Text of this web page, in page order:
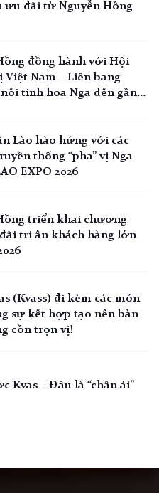
ưu đãi từ Nguyễn Hồng
đồng hành với Hội
Việt Nam – Liên bang
tinh hoa Nga đến gần
Lào hào hứng với các
thống “pha” vị Nga
EXPO 2026
triển khai chương
tri ân khách hàng lớn
(Kvass) đi kèm các món
sự kết hợp tạo nên bàn
cồn trọn vị!
Kvas – Đâu là “chân ái”